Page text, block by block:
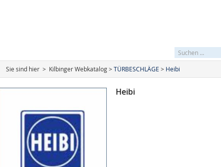
_SEARCHFIELDLBL
fehlend
Sie sind hier > Kilbinger Webkatalog >TÜRBESCHLÄGE > Heibi
Heibi